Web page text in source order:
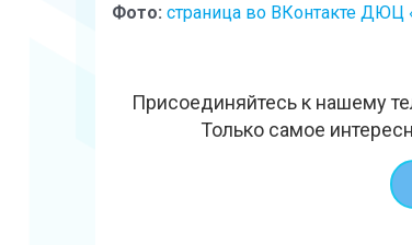
Фото: страница во ВКонтакте ДЮЦ
Присоединяйтесь к нашему
Только самое